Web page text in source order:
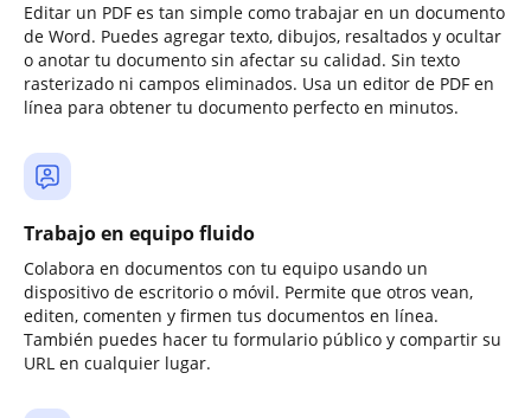
Editar un PDF es tan simple como trabajar en un documento
de Word. Puedes agregar texto, dibujos, resaltados y ocultar
o anotar tu documento sin afectar su calidad. Sin texto
rasterizado ni campos eliminados. Usa un editor de PDF en
línea para obtener tu documento perfecto en minutos.
Trabajo en equipo fluido
Colabora en documentos con tu equipo usando un
dispositivo de escritorio o móvil. Permite que otros vean,
editen, comenten y firmen tus documentos en línea.
También puedes hacer tu formulario público y compartir su
URL en cualquier lugar.